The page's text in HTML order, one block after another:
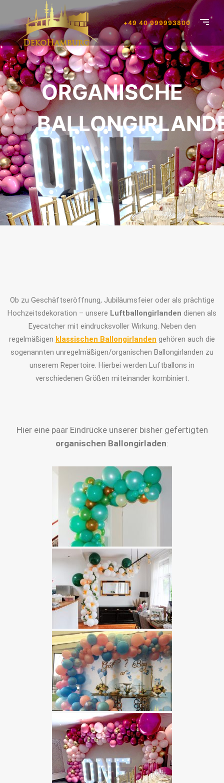
+49 40 999993800
ORGANISCHE
Ob zu Geschäftseröffnung, Jubiläumsfeier oder als prächtige
Hochzeitsdekoration – unsere Luftballongirlanden dienen als
Eyecatcher mit eindrucksvoller Wirkung. Neben den
regelmäßigen klassischen Ballongirlanden gehören auch die
sogenannten unregelmäßigen/organischen Ballongirlanden zu
unserem Repertoire. Hierbei werden Luftballons in
verschiedenen Größen miteinander kombiniert.
Hier eine paar Eindrücke unserer bisher gefertigten
organischen Ballongirladen: